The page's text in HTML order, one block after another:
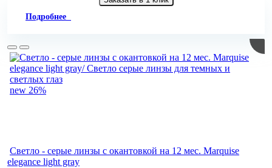
Подробнее
new 26%
Светло - cерые линзы c окантовкой на 12 мес. Marquise
elegance light gray